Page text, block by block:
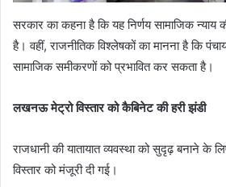
सरकार का कहना है कि यह निर्णय सामाजिक न्याय
है। वहीं, राजनीतिक विश्लेषकों का मानना है कि
सामाजिक समीकरणों को प्रभावित कर सकता है।
लखनऊ मेट्रो विस्तार को कैबिनेट की हरी झंडी
राजधानी की यातायात व्यवस्था को सुदृढ़ बनाने
विस्तार को मंजूरी दी गई।